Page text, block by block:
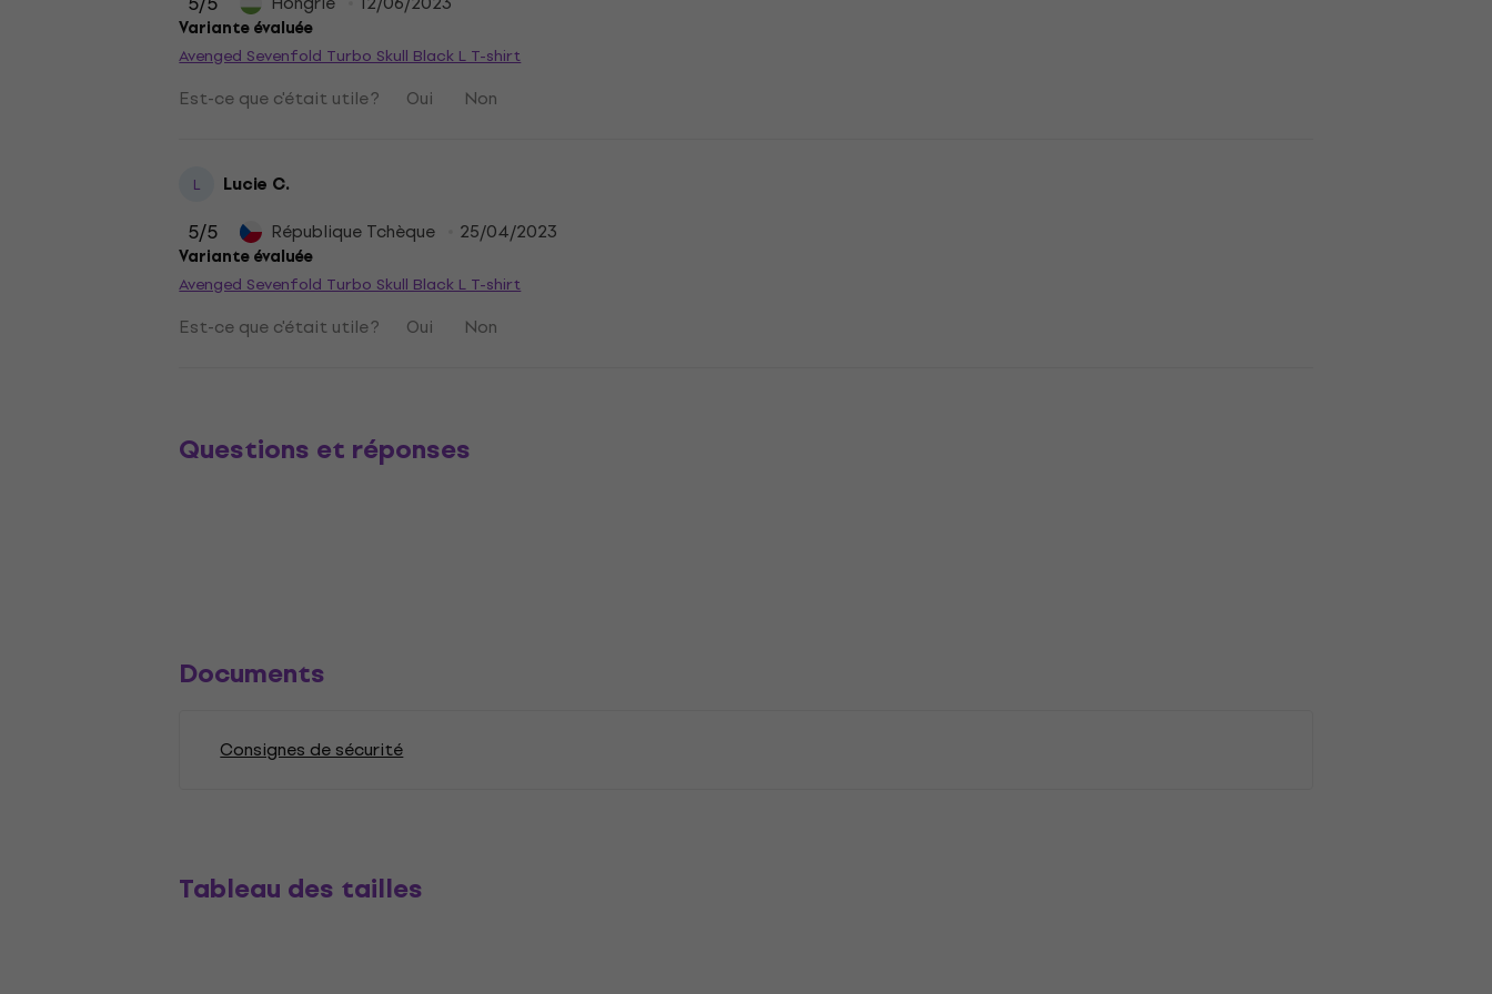
Variante évaluée
Avenged Sevenfold Turbo Skull Black L T-shirt
Est-ce que c'était utile ? Oui Non
L Lucie C.
5/5 République Tchèque 25/04/2023
Variante évaluée
Avenged Sevenfold Turbo Skull Black L T-shirt
Est-ce que c'était utile ? Oui Non
Questions et réponses
Documents
Consignes de sécurité
Tableau des tailles